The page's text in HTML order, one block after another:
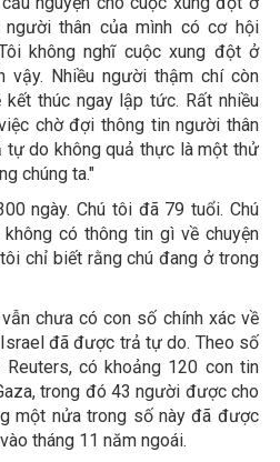
thân của mình có cơ hội
không nghĩ cuộc xung đột ở
vậy. Nhiều người thậm chí còn
thúc ngay lập tức. Rất nhiều
chờ đợi thông tin người thân
tự do không quả thực là một thử
chúng ta."
ngày. Chú tôi đã 79 tuổi. Chú
có thông tin gì về chuyện
chỉ biết rằng chú đang ở trong
chưa có con số chính xác về
đã được trả tự do. Theo số
có khoảng 120 con tin
trong đó 43 người được cho
một nửa trong số này đã được
tháng 11 năm ngoái.